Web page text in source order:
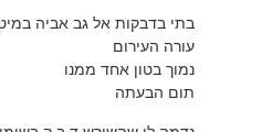
בתי בדבקות אל גב אביה
עורה העירום
נמוך בטון אחד ממנו
תום הבעתה